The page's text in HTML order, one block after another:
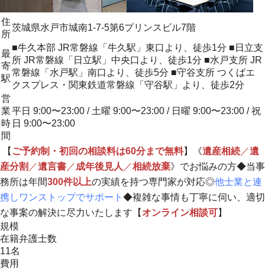
住
所
茨城県水戸市城南1-7-5第6プリンスビル7階
最
寄
駅
■牛久本部 JR常磐線「牛久駅」東口より、徒歩1分 ■日立支
所 JR常磐線「日立駅」中央口より、徒歩1分 ■水戸支所 JR
常磐線「水戸駅」南口より、徒歩5分 ■守谷支所 つくばエ
クスプレス・関東鉄道常磐線「守谷駅」より、徒歩2分
営
業
時
間
平日 9:00〜23:00 / 土曜 9:00〜23:00 / 日曜 9:00〜23:00 / 祝
日 9:00〜23:00
【 ご予約制・初回の相談料は60分まで無料】《遺産相続 ／遺
産分割 ／遺言書 ／成年後見人 ／相続放棄》でお悩みの方◆当事
務所は年間300件以上の実績を持つ専門家が対応◎他士業と連
携しワンストップでサポート ◆複雑な事情も丁寧に伺い、適切
な事案の解決に尽力いたします 【 オンライン相談可】
規模
在籍弁護士数
11名
費用